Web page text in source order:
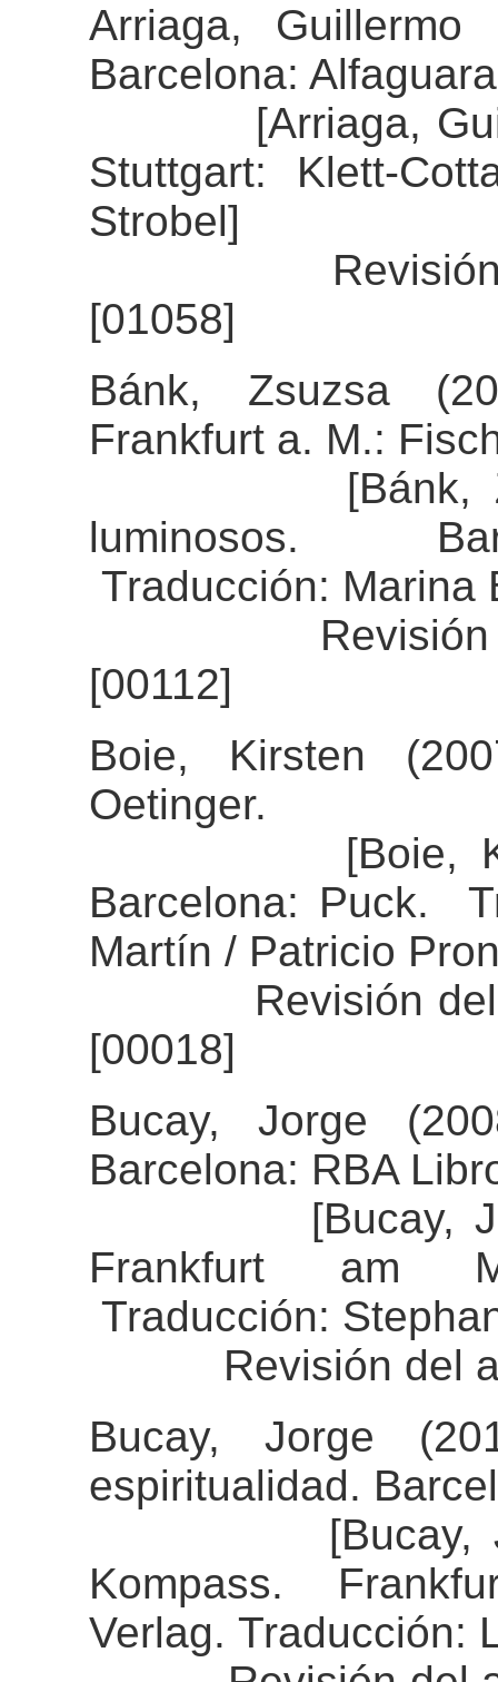
Arriaga, Guillermo
Barcelona:
[Arriaga,
Stuttgart: Klett-
Strobel]
Revisión del
[01058]
Bánk, Zsuzsa
Frankfurt a. M.:
[Bánk,
luminosos.
Traducción: Marina
Revisión del
[00112]
Boie, Kirsten
Oetinger.
[Boie,
Barcelona: Puck.
Martín / Patricio
Revisión del
[00018]
Bucay, Jorge
Barcelona: RBA
[Bucay, Jorge
Frankfurt am
Traducción:
Revisión del
Bucay, Jorge
espiritualidad.
[Bucay,
Kompass.
Verlag. Traducción: